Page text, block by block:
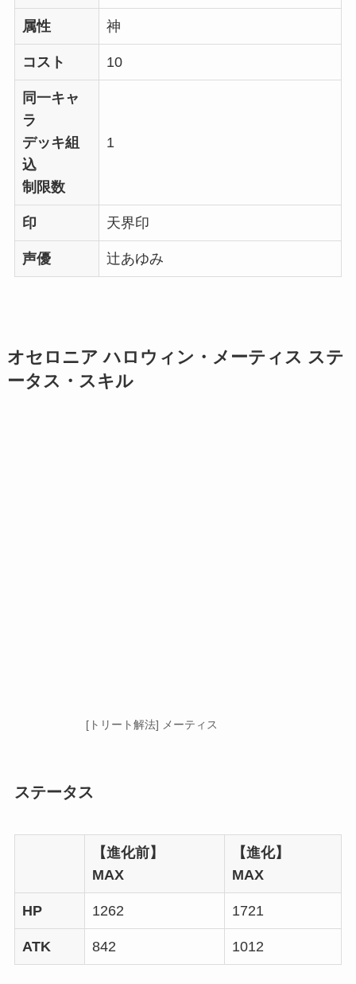
属性 神
コスト 10
同一キャ
ラ
デッキ組
込
制限数
1
印 天界印
声優 辻あゆみ
オセロニア ハロウィン・メーティス ステ
ータス・スキル
[トリート解法] メーティス
ステータス
【進化前】
MAX
【進化】
MAX
HP 1262 1721
ATK 842 1012